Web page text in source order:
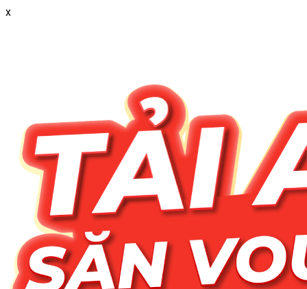
x